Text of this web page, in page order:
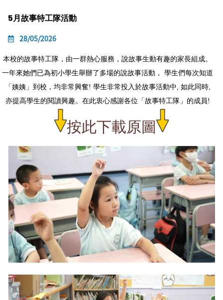
5月故事特工隊活動
28/05/2026
本校的故事特工隊，由一群熱心服務，說故事生動有趣的家長組成。
一年來她們已為初小學生舉辦了多場的說故事活動， 學生們每次知道
「姨姨」到校，均非常興奮! 學生非常投入於故事活動中, 如此同時,
亦提高學生的閱讀興趣。在此衷心感謝各位「故事特工隊」的成員!
按此下載原圖